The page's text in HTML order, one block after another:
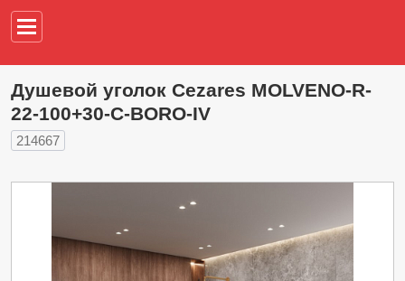
Душевой уголок Cezares MOLVENO-R-
22-100+30-C-BORO-IV
214667